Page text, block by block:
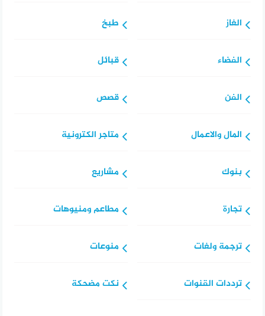
الغاز
الفضاء
الفن
المال والاعمال
بنوك
تجارة
ترجمة ولغات
ترددات القنوات
طبخ
قبائل
قصص
متاجر الكترونية
مشاريع
مطاعم ومنيوهات
منوعات
نكت مضحكة